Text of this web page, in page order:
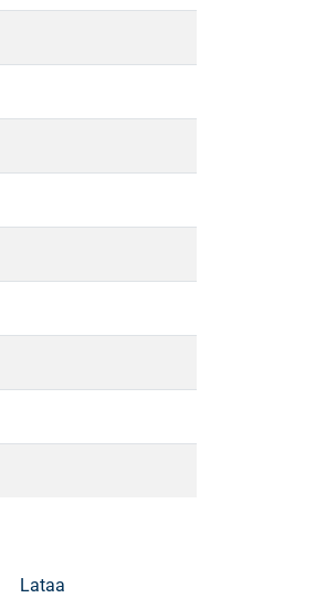
Lataa